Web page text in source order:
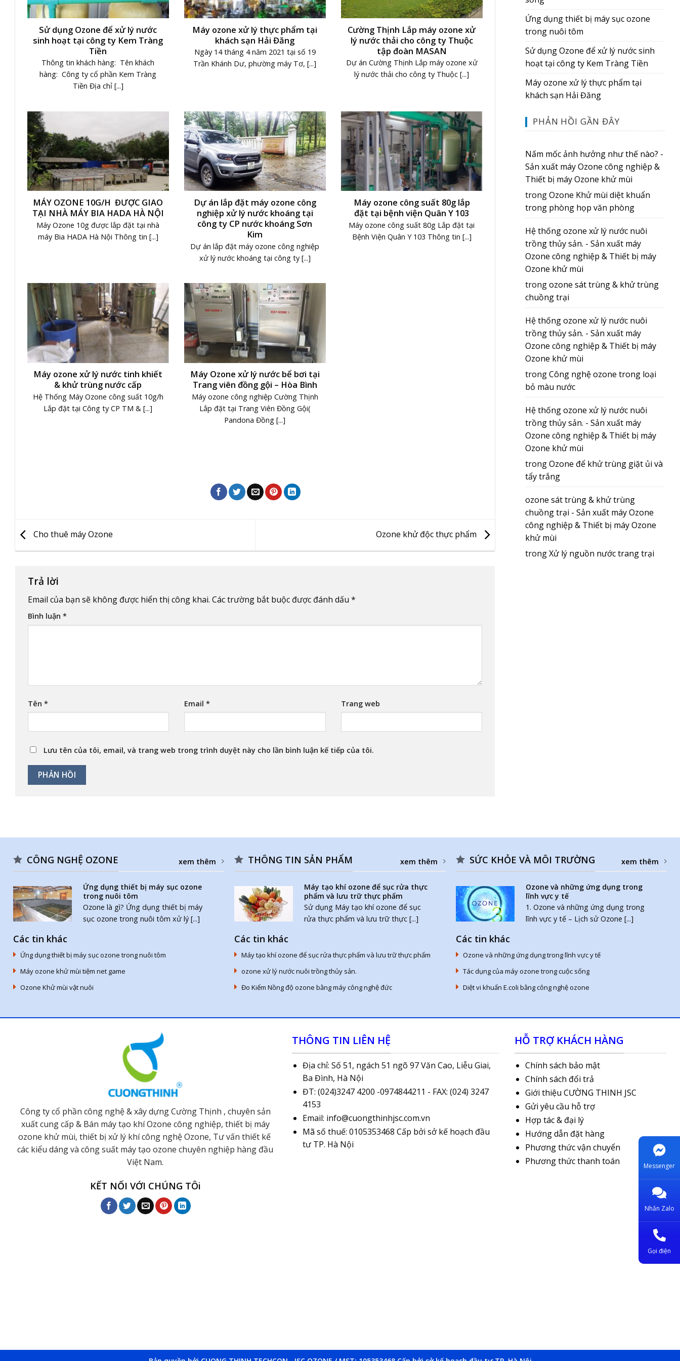
Sử dụng Ozone để xử lý nước
sinh hoạt tại công ty Kem Tràng
Tiền
Thông tin khách hàng: Tên khách
hàng: Công ty cổ phần Kem Tràng
Tiền Địa chỉ [...]
Máy ozone xử lý thực phẩm tại
khách sạn Hải Đăng
Ngày 14 tháng 4 năm 2021 tại số 19
Trần Khánh Dư, phường máy Tơ, [...]
Cường Thịnh Lắp máy ozone xử
lý nước thải cho công ty Thuộc
tập đoàn MASAN
Dự án Cường Thịnh Lắp máy ozone xử
lý nước thải cho công ty Thuộc [...]
MÁY OZONE 10G/H ĐƯỢC GIAO
TẠI NHÀ MÁY BIA HADA HÀ NỘI
Máy Ozone 10g được lắp đặt tại nhà
máy Bia HADA Hà Nội Thông tin [...]
Dự án lắp đặt máy ozone công
nghiệp xử lý nước khoáng tại
công ty CP nước khoáng Sơn
Kim
Dự án lắp đặt máy ozone công nghiệp
xử lý nước khoáng tại công ty [...]
Máy ozone công suất 80g lắp
đặt tại bệnh viện Quân Y 103
Máy ozone công suất 80g Lắp đặt tại
Bệnh Viện Quân Y 103 Thông tin [...]
Máy ozone xử lý nước tinh khiết
& khử trùng nước cấp
Hệ Thống Máy Ozone công suất 10g/h
Lắp đặt tại Công ty CP TM & [...]
Máy Ozone xử lý nước bể bơi tại
Trang viên đồng gội – Hòa Bình
Máy ozone công nghiệp Cường Thịnh
Lắp đặt tại Trang Viên Đồng Gội(
Pandona Đồng [...]
Cho thuê máy Ozone Ozone khử độc thực phẩm
Trả lời
Email của bạn sẽ không được hiển thị công khai. Các trường bắt buộc được đánh dấu *
Bình luận *
Tên * Email* Trang web
Lưu tên của tôi, email, và trang web trong trình duyệt này cho lần bình luận kế tiếp của tôi.
Ứng dụng thiết bị máy sục ozone
trong nuôi tôm
Sử dụng Ozone để xử lý nước sinh
hoạt tại công ty Kem Tràng Tiền
Máy ozone xử lý thực phẩm tại
khách sạn Hải Đăng
PHẢN HỒI GẦN ĐÂY
Nấm mốc ảnh hưởng như thế nào? -
Sản xuất máy Ozone công nghiệp &
Thiết bị máy Ozone khử mùi
trongOzone Khử mùi diệt khuẩn
trong phòng họp văn phòng
Hệ thống ozone xử lý nước nuôi
trồng thủy sản. - Sản xuất máy
Ozone công nghiệp & Thiết bị máy
Ozone khử mùi
trongozone sát trùng & khử trùng
chuồng trại
Hệ thống ozone xử lý nước nuôi
trồng thủy sản. - Sản xuất máy
Ozone công nghiệp & Thiết bị máy
Ozone khử mùi
trongCông nghệ ozone trong loại
bỏ màu nước
Hệ thống ozone xử lý nước nuôi
trồng thủy sản. - Sản xuất máy
Ozone công nghiệp & Thiết bị máy
Ozone khử mùi
trongOzone để khử trùng giặt ủi và
tẩy trắng
ozone sát trùng & khử trùng
chuồng trại - Sản xuất máy Ozone
công nghiệp & Thiết bị máy Ozone
khử mùi
trongXử lý nguồn nước trang trại
CÔNG NGHỆ OZONE xem thêm
Ứng dụng thiết bị máy sục ozone
trong nuôi tôm
Ozone là gì? Ứng dụng thiết bị máy
sục ozone trong nuôi tôm xử lý [...]
Các tin khác
Ứng dụng thiết bị máy sục ozone trong nuôi tôm
Máy ozone khử mùi tiệm net game
Ozone Khử mùi vật nuôi
THÔNG TIN SẢN PHẨM xem thêm
Máy tạo khí ozone để sục rửa thực
phẩm và lưu trữ thực phẩm
Sử dụng Máy tạo khí ozone để sục
rửa thực phẩm và lưu trữ thực [...]
Các tin khác
Máy tạo khí ozone để sục rửa thực phẩm và lưu trữ thực phẩm
ozone xử lý nước nuôi trồng thủy sản.
Đo Kiểm Nồng độ ozone bằng máy công nghệ đức
SỨC KHỎE VÀ MÔI TRƯỜNG xem thêm
Ozone và những ứng dụng trong
lĩnh vực y tế
1. Ozone và những ứng dụng trong
lĩnh vực y tế – Lịch sử Ozone [...]
Các tin khác
Ozone và những ứng dụng trong lĩnh vực y tế
Tác dụng của máy ozone trong cuộc sống
Diệt vi khuẩn E.coli bằng công nghệ ozone
Công ty cổ phần công nghệ & xây dựng Cường Thịnh , chuyên sản
xuất cung cấp & Bán máy tạo khí Ozone công nghiệp, thiết bị máy
ozone khử mùi, thiết bị xử lý khí công nghệ Ozone, Tư vấn thiết kế
các kiểu dáng và công suất máy tạo ozone chuyên nghiệp hàng đầu
Việt Nam.
KẾT NỐI VỚI CHÚNG TÔi
THÔNG TIN LIÊN HỆ
Địa chỉ: Số 51, ngách 51 ngõ 97 Văn Cao, Liễu Giai,
Ba Đình, Hà Nội
ĐT: (024)3247 4200 -0974844211 - FAX: (024) 3247
4153
Email: info@cuongthinhjsc.com.vn
Mã số thuế: 0105353468 Cấp bởi sở kế hoạch đầu
tư TP. Hà Nội
HỖ TRỢ KHÁCH HÀNG
Chính sách bảo mật
Chính sách đổi trả
Giới thiệu CƯỜNG THINH JSC
Gửi yêu cầu hỗ trợ
Hợp tác & đại lý
Hướng dẫn đặt hàng
Phương thức vận chuyển
Phương thức thanh toán
Messenger
Nhắn Zalo
Gọi điện